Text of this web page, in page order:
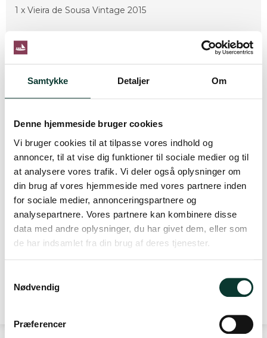
Samtykke Detaljer Om
Denne hjemmeside bruger cookies
Vi bruger cookies til at tilpasse vores indhold og
annoncer, til at vise dig funktioner til sociale medier og til
at analysere vores trafik. Vi deler også oplysninger om
din brug af vores hjemmeside med vores partnere inden
for sociale medier, annonceringspartnere og
analysepartnere. Vores partnere kan kombinere disse
data med andre oplysninger, du har givet dem, eller som
de har indsamlet fra din brug af deres tjenester.
Nødvendig
Præferencer
1 x Vieira de Sousa Vintage 2015
1 x
stk. - + LÆG I KURV
Beskrivelse
Med denne samling af portvine, kan du holde din egen lille
smagning. Du får et bredt udvalg, som er sammensat for at
give dig en introduktion til portvin. Du skal smage de mange
forskellige typer, men også udfordres på pris og kvalitet.
hente inspiration til vinene her på hjemmesiden og ellers står
vi naturligvis også til din disposition hvis du har uddybende
Hvis du efter smagningen, ønsker at købe disse vine får du